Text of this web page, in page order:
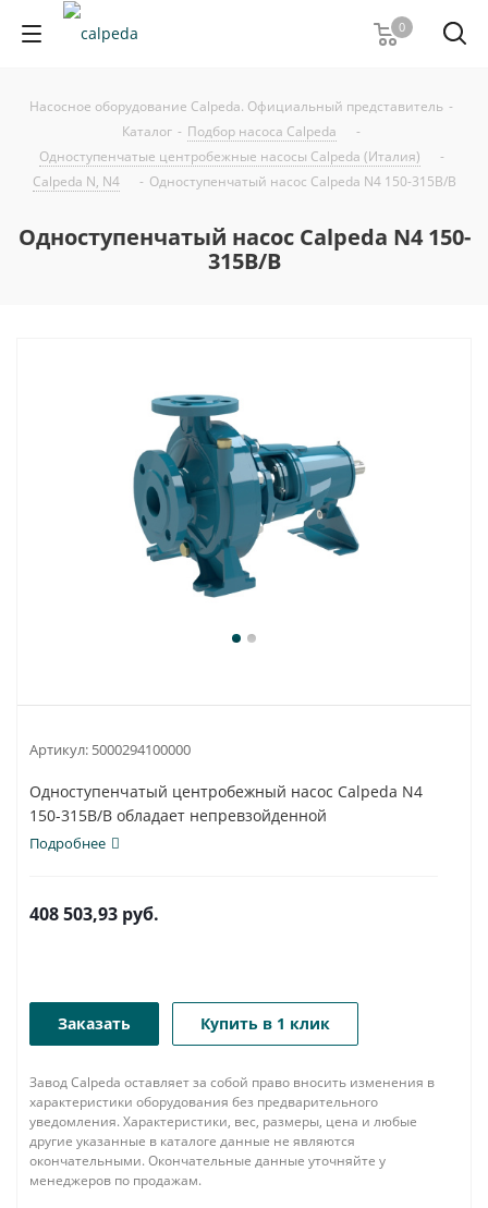
0
Насосное оборудование Calpeda. Официальный представитель -
Каталог - Подбор насоса Calpeda
-
Одноступенчатые центробежные насосы Calpeda (Италия)
-
Calpeda N, N4
- Одноступенчатый насос Calpeda N4 150-315B/B
Одноступенчатый насос Calpeda N4 150-
315B/B
Артикул: 5000294100000
Одноступенчатый центробежный насос Calpeda N4
150-315B/B обладает непревзойденной
универсальностью...
Подробнее
408 503,93 руб.
Заказать Купить в 1 клик
Завод Calpeda оставляет за собой право вносить изменения в
характеристики оборудования без предварительного
уведомления. Характеристики, вес, размеры, цена и любые
другие указанные в каталоге данные не являются
окончательными. Окончательные данные уточняйте у
менеджеров по продажам.